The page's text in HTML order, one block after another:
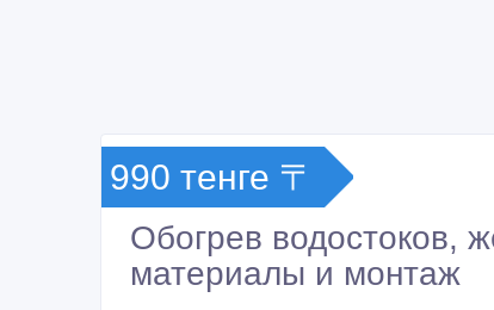
990 тенге 〒
Обогрев водостоков,
материалы и монтаж